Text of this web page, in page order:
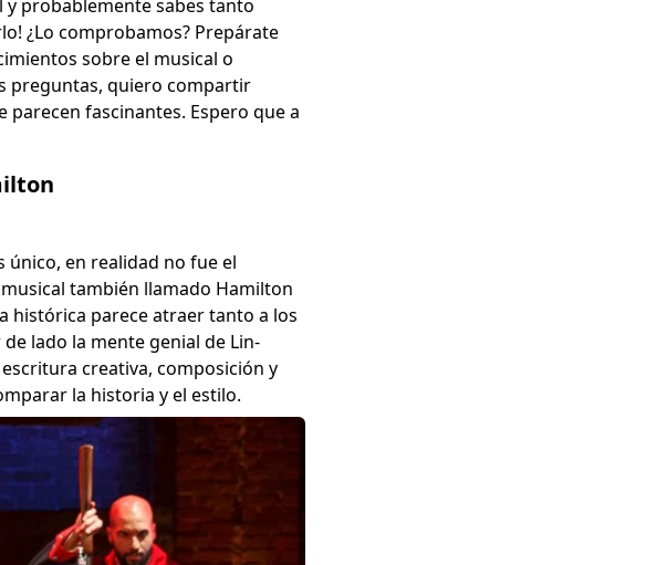
y probablemente sabes tanto
¿Lo comprobamos? Prepárate
sobre el musical o
preguntas, quiero compartir
fascinantes. Espero que a
en realidad no fue el
también llamado Hamilton
histórica parece atraer tanto a los
lado la mente genial de Lin-
creativa, composición y
la historia y el estilo.